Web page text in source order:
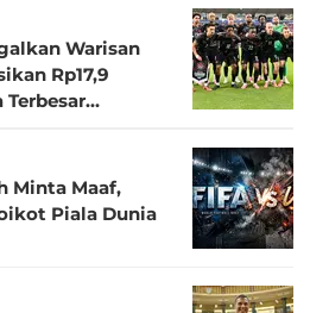
Warisan
Rp17,9
Minta Maaf,
Piala Dunia